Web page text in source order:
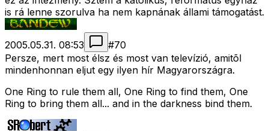
is rá lenne szorulva ha nem kapnának állami támogatást.
2005.05.31. 08:53 #70
Persze, mert most élsz és most van televízió, amitõl
mindenhonnan eljut egy ilyen hír Magyarországra.
One Ring to rule them all, One Ring to find them, One
Ring to bring them all... and in the darkness bind them.